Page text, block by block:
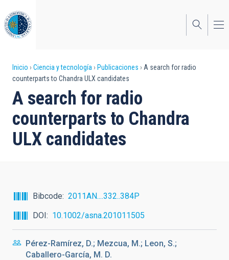
al
contenido
principal
Sobrescribir
enlaces
de
ayuda
a
Inicio Ciencia y tecnología Publicaciones
A search for radio
counterparts to Chandra ULX candidates
A search for radio
counterparts to Chandra
ULX candidates
Bibcode
2011AN....332..384P
DOI
10.1002/asna.201011505
Pérez-Ramírez, D.; Mezcua, M.; Leon, S.;
Caballero-García, M. D.